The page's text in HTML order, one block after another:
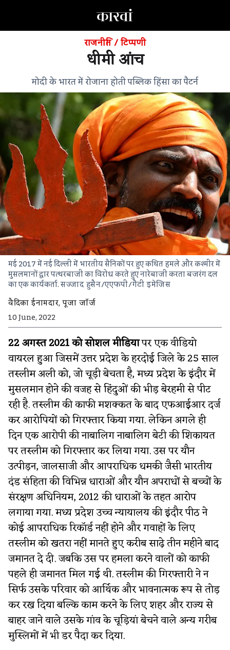
राजनीति/टिप्पणी
धीमी आंच
मोदी के भारत में रोजाना होती पब्लिक हिंसा का पैटर्न
मई 2017 में नई दिल्ली में भारतीय सैनिकों पर हुए कथित हमले और कश्मीर में
मुसलमानों द्वार पत्थरबाजी का विरोध करते हुए नारेबाजी करता बजरंग दल
का एक कार्यकर्ता.सज्जाद हुसैन/एएफपी/गैटी इमेजिस
वैदिका ईनामदार,पूजा जॉर्ज
10 June, 2022
22 अगस्त 2021 को सोशल मीडियापर एक वीडियो
वायरल हुआ जिसमें उत्तर प्रदेश के हरदोई जिले के 25 साल
तस्लीम अली को, जो चूड़ी बेचता है, मध्य प्रदेश के इंदौर में
मुसलमान होने की वजह से हिंदुओं की भीड़ बेरहमी से पीट
रही है. तस्लीम की काफी मशक्कत के बाद एफआईआर दर्ज
कर आरोपियों को गिरफ्तार किया गया. लेकिन अगले ही
दिन एक आरोपी की नाबालिग नाबालिग बेटी की शिकायत
पर तस्लीम को गिरफ्तार कर लिया गया. उस पर यौन
उत्पीड़न, जालसाजी और आपराधिक धमकी जैसी भारतीय
दंड संहिता की विभिन्न धाराओं और यौन अपराधों से बच्चों के
संरक्षण अधिनियम, 2012 की धाराओं के तहत आरोप
लगाया गया. मध्य प्रदेश उच्च न्यायालय की इंदौर पीठ ने
कोई आपराधिक रिकॉर्ड नहीं होने और गवाहों के लिए
तस्लीम को खतरा नहीं मानते हुए करीब साढ़े तीन महीने बाद
जमानत दे दी. जबकि उस पर हमला करने वालों को काफी
पहले ही जमानत मिल गई थी. तस्लीम की गिरफ्तारी ने न
सिर्फ उसके परिवार को आर्थिक और भावनात्मक रूप से तोड़
कर रख दिया बल्कि काम करने के लिए शहर और राज्य से
बाहर जाने वाले उसके गांव के चूड़ियां बेचने वाले अन्य गरीब
मुस्लिमों में भी डर पैदा कर दिया.